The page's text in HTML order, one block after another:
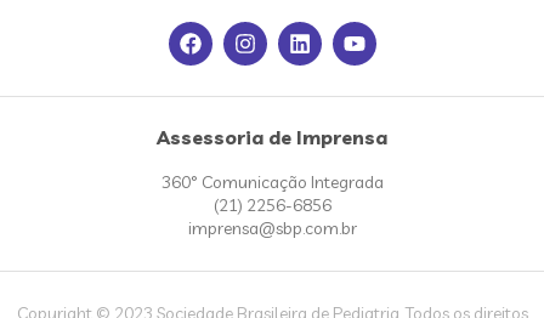
Assessoria de Imprensa
360° Comunicação Integrada
(21) 2256-6856
imprensa@sbp.com.br
Copyright © 2023 Sociedade Brasileira de Pediatria. Todos os direitos